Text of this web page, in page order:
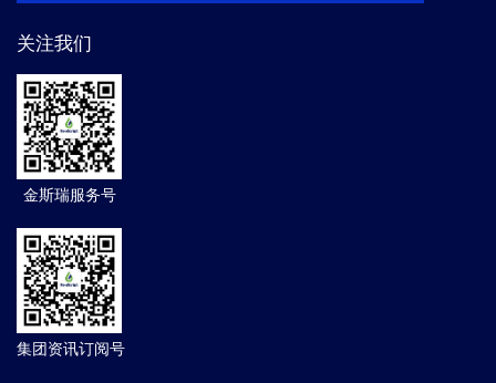
关注我们
金斯瑞服务号
集团资讯订阅号